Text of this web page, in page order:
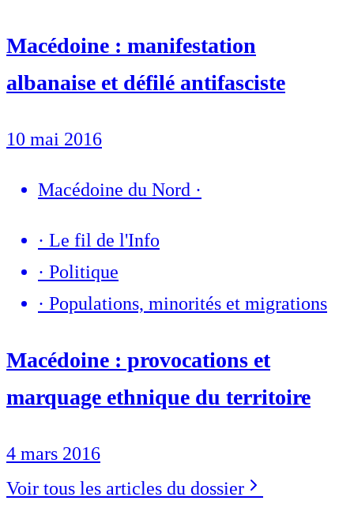
Macédoine : manifestation
albanaise et défilé antifasciste
10 mai 2016
Macédoine du Nord ·
· Le fil de l'Info
· Politique
· Populations, minorités et migrations
Macédoine : provocations et
marquage ethnique du territoire
4 mars 2016
Voir tous les articles du dossier